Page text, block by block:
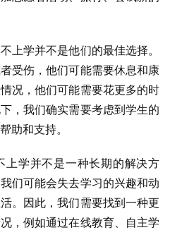
上学并不是他们的最佳选择。
受伤，他们可能需要休息和康
况，他们可能需要花更多的时
，我们确实需要考虑到学生的
助和支持。
上学并不是一种长期的解决方
们可能会失去学习的兴趣和动
。因此，我们需要找到一种更
，例如通过在线教育、自主学